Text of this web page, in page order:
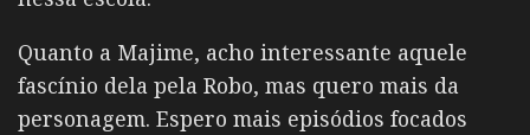
Quanto a Majime, acho interessante aquele
fascínio dela pela Robo, mas quero mais da
personagem. Espero mais episódios focados